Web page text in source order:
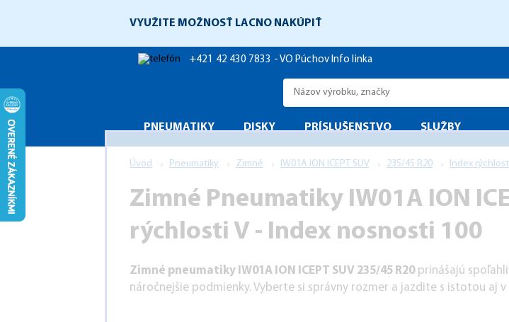
VYUŽITE MOŽNOSŤ LACNO NAKÚPIŤ
+421 42 430 7833 - VO Púchov Info linka
PNEUMATIKY DISKY PRÍSLUŠENSTVO SLUŽBY
Úvod Pneumatiky Zimné IW01A ION ICEPT SUV 235/45 R20 Index
Zimné Pneumatiky IW01A ION
rýchlosti V - Index nosnosti 100
Zimné pneumatiky IW01A ION ICEPT SUV 235/45 R20prinášajú
náročnejšie podmienky. Vyberte si správny rozmer a jazdite s istotou aj